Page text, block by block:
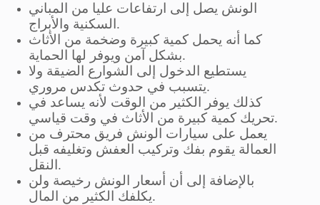
الونش يصل إلى ارتفاعات عليا من المباني
السكنية والأبراج.
كما أنه يحمل كمية كبيرة وضخمة من الأثاث
بشكل آمن ويوفر لها الحماية.
يستطيع الدخول إلى الشوارع الضيقة ولا
يتسبب في حدوث تكدس مروري.
كذلك يوفر الكثير من الوقت لأنه يساعد في
تحريك كمية كبيرة من الأثاث في وقت قياسي.
يعمل على سيارات الونش فريق محترف من
العمالة يقوم بفك وتركيب العفش وتغليفه قبل
النقل.
بالإضافة إلى أن أسعار الونش رخيصة ولن
يكلفك الكثير من المال.